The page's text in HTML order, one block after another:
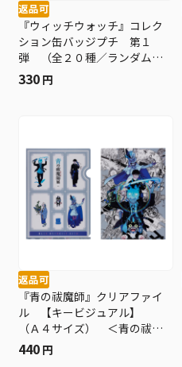
返品可
『ウィッチウォッチ』コレク
ション缶バッジプチ 第１
弾 （全２０種／ランダム１
種入り） ＢＤ４−ＪＦ
330 円
返品可
『青の祓魔師』クリアファイ
ル 【キービジュアル】
（Ａ４サイズ） ＜青の祓魔
師展＞ ＢＥ１
440 円